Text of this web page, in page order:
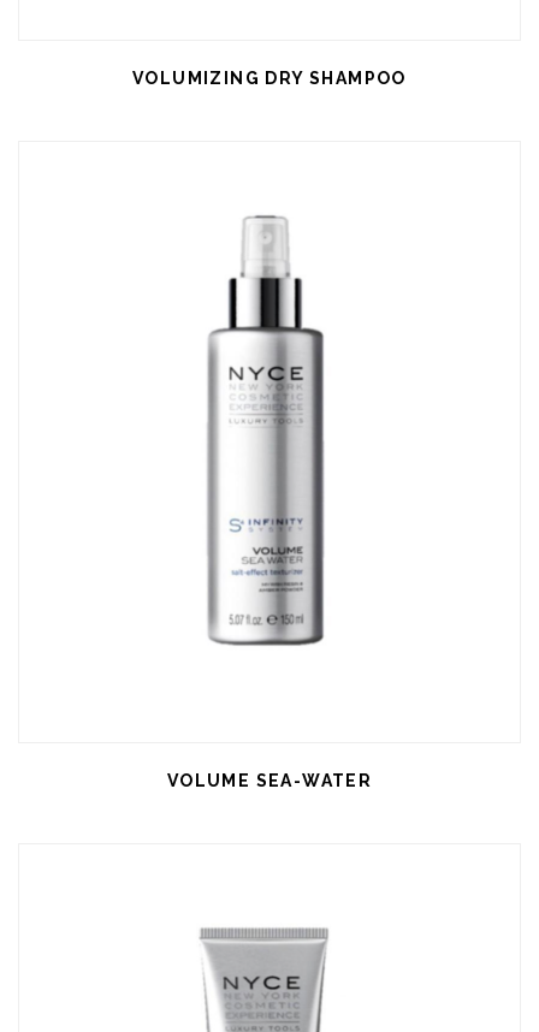
VOLUMIZING DRY SHAMPOO
VOLUME SEA-WATER